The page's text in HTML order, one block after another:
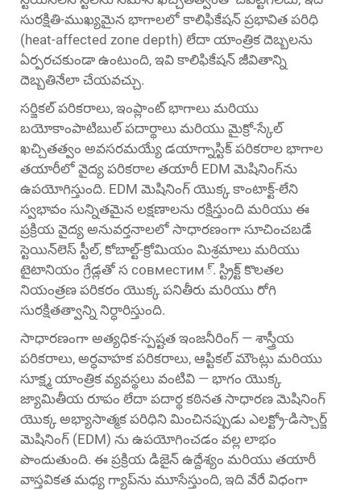
సురక్షితి-ముఖ్యమైన భాగాలలో కాలిఫికేషన్ ప్రభావిత పరిధి
(heat-affected zone depth) లేదా యాంత్రిక దెబ్బలను
ఏర్పరచకుండా ఉంటుంది, ఇవి కాలిఫికేషన్ జీవితాన్ని
దెబ్బతినేలా చేయవచ్చు.
సర్జికల్ పరికరాలు, ఇంప్లాంట్ భాగాలు మరియు
బయోకాంపాటిబుల్ పదార్థాలు మరియు మైక్రో-స్కేల్
ఖచ్చితత్వం అవసరమయ్యే డయాగ్నాస్టిక్ పరికరాల భాగాల
తయారీలో వైద్య పరికరాల తయారీ EDM మెషినింగ్‌ను
ఉపయోగిస్తుంది. EDM మెషినింగ్ యొక్క కాంటాక్ట్-లేని
స్వభావం సున్నితమైన లక్షణాలను రక్షిస్తుంది మరియు ఈ
ప్రక్రియ వైద్య అనువర్తనాలలో సాధారణంగా సూచించబడే
స్టెయిన్‌లెస్ స్టీల్, కోబాల్ట్-క్రోమియం మిశ్రమాలు మరియు
టైటానియం గ్రేడ్లతో స совместим్. స్ట్రిక్ట్ కొలతల
నియంత్రణ పరికరం యొక్క పనితీరు మరియు రోగి
సురక్షితత్వాన్ని నిర్ధారిస్తుంది.
సాధారణంగా అత్యధిక-స్పష్టత ఇంజనీరింగ్ — శాస్త్రీయ
పరికరాలు, అర్ధవాహక పరికరాలు, ఆప్టికల్ మౌంట్లు మరియు
సూక్ష్మ యాంత్రిక వ్యవస్థలు వంటివి — భాగం యొక్క
జ్యామితీయ రూపం లేదా పదార్థ కఠినత సాధారణ మెషినింగ్
యొక్క అభ్యాసాత్మక పరిధిని మించినప్పుడు ఎలక్ట్రో-డిస్చార్జ్
మెషినింగ్ (EDM) ను ఉపయోగించడం వల్ల లాభం
పొందుతుంది. ఈ ప్రక్రియ డిజైన్ ఉద్దేశ్యం మరియు తయారీ
వాస్తవికత మధ్య గ్యాప్‌ను మూసేస్తుంది, ఇది వేరే విధంగా